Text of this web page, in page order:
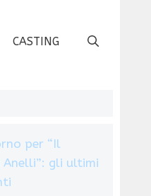
CASTING
per “Il
Anelli”: gli ultimi